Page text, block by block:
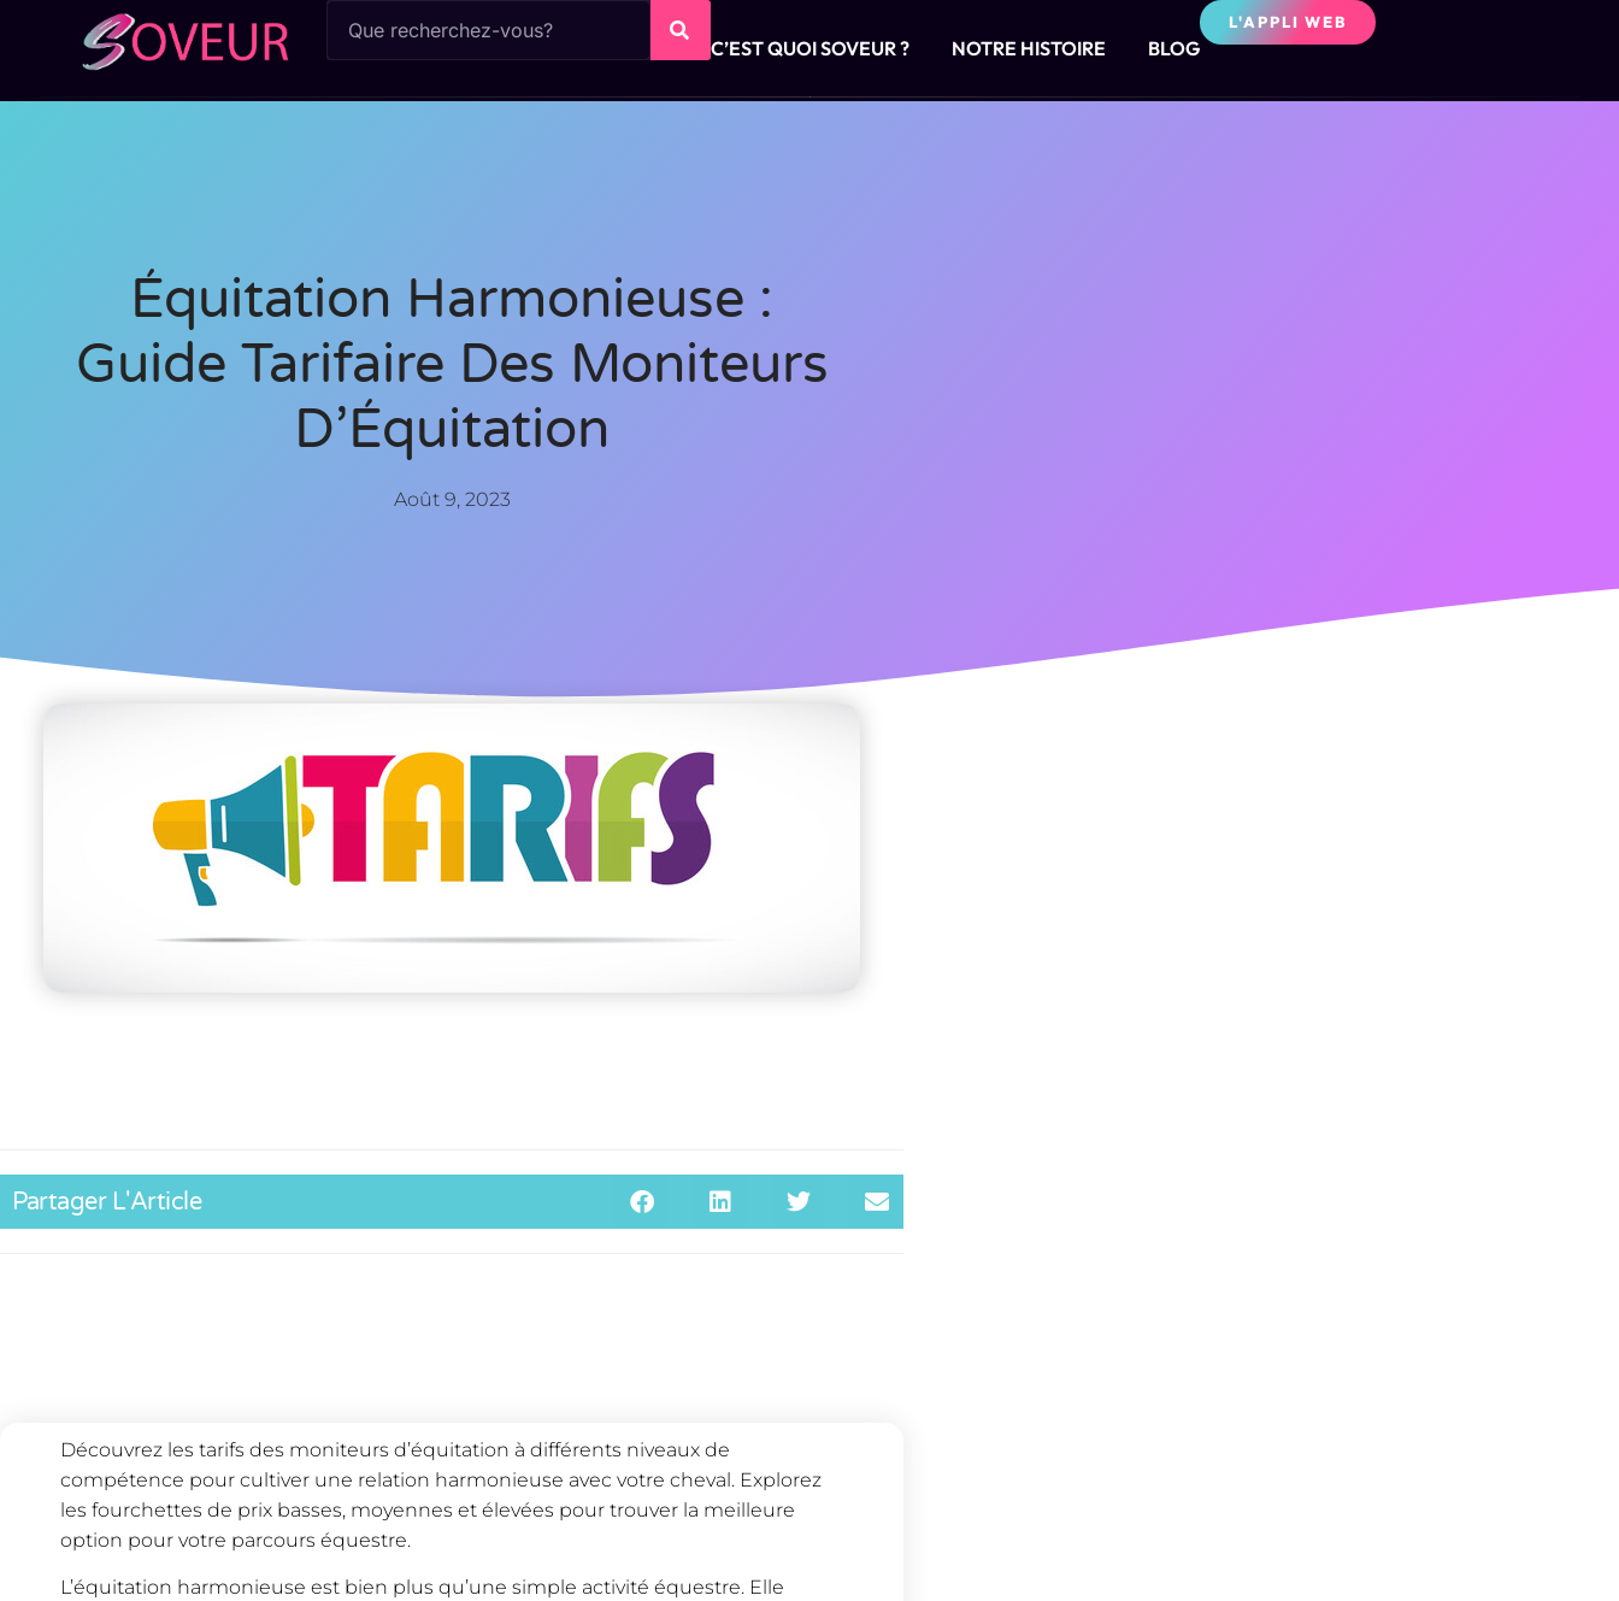
C’EST QUOI SOVEUR ? NOTRE HISTOIRE BLOG
L'APPLI WEB
Équitation Harmonieuse :
Guide Tarifaire Des Moniteurs
D’Équitation
Août 9, 2023
Partager L'Article
Découvrez les tarifs des moniteurs d’équitation à différents niveaux de
compétence pour cultiver une relation harmonieuse avec votre cheval. Explorez
les fourchettes de prix basses, moyennes et élevées pour trouver la meilleure
option pour votre parcours équestre.
L’équitation harmonieuse est bien plus qu’une simple activité équestre. Elle